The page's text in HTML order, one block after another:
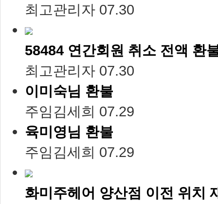
최고관리자 07.30
58484 연간회원 취소 전액 환
최고관리자 07.30
이미숙님 환불
주임김세희 07.29
육미영님 환불
주임김세희 07.29
화미주헤어 양산점 이전 위치